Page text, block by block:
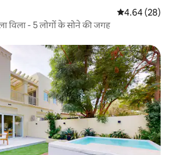
औसत रेटिंग 5 में
4.64 (28)
विला - 5 लोगों के सोने की जगह